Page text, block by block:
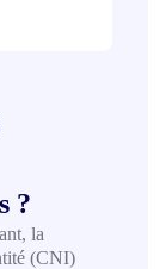
?
la
(CNI)